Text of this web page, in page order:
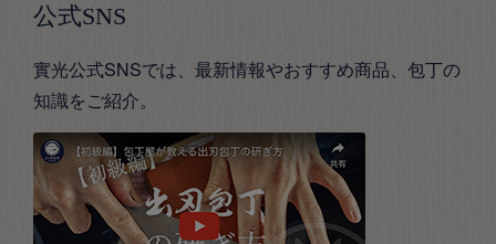
公式SNS
實光公式SNSでは、最新情報やおすすめ商品、包丁の
知識をご紹介。